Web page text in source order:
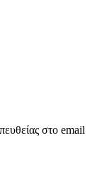
στο email